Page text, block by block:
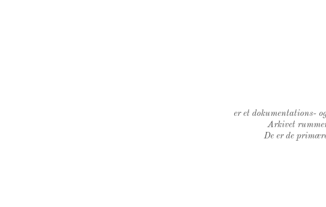
er et dokumentations-
Arkivet
De er de